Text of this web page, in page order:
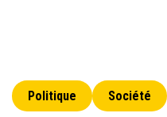
Politique Société